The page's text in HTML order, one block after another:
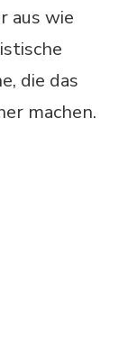
aus wie
die das
machen.